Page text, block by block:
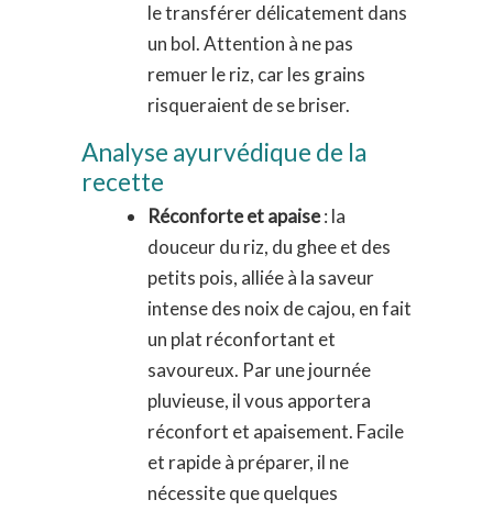
le transférer délicatement dans
un bol. Attention à ne pas
remuer le riz, car les grains
risqueraient de se briser.
Analyse ayurvédique de la
recette
Réconforte et apaise: la
douceur du riz, du ghee et des
petits pois, alliée à la saveur
intense des noix de cajou, en fait
un plat réconfortant et
savoureux. Par une journée
pluvieuse, il vous apportera
réconfort et apaisement. Facile
et rapide à préparer, il ne
nécessite que quelques